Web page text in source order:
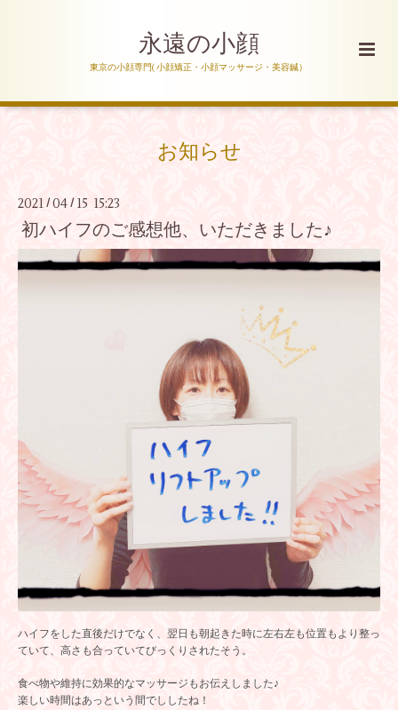
永遠の小顔
東京の小顔専門( 小顔矯正・小顔マッサージ・美容鍼）
お知らせ
2021 / 04 / 15 15:23
初ハイフのご感想他、いただきました♪
ハイフをした直後だけでなく、翌日も朝起きた時に左右左も位置もより整っ
ていて、高さも合っていてびっくりされたそう。
食べ物や維持に効果的なマッサージもお伝えしました♪
楽しい時間はあっという間でししたね！